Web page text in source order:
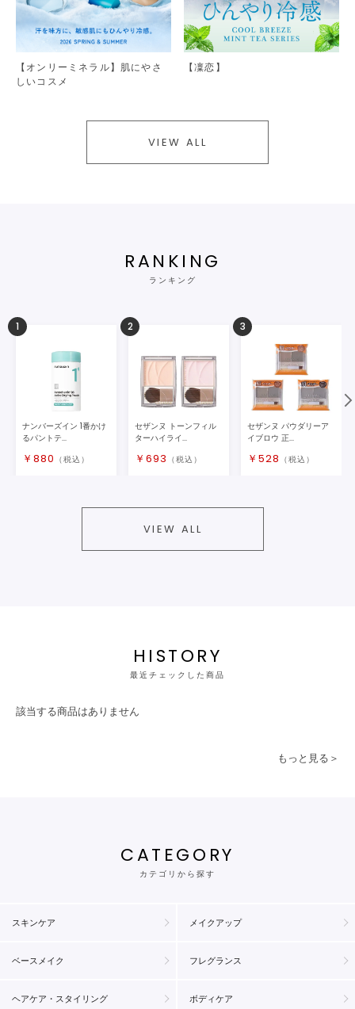
【オンリーミネラル】肌にやさ
しいコスメ
【凜恋】
VIEW ALL
RANKING
ランキング
1
ナンバーズイン 1番かけ
るパントテ...
￥ 880 （税込）
2
セザンヌ トーンフィル
ターハイライ...
￥ 693 （税込）
3
セザンヌ パウダリーア
イブロウ 正...
￥ 528 （税込）
VIEW ALL
HISTORY
最近チェックした商品
該当する商品はありません
もっと見る＞
CATEGORY
カテゴリから探す
スキンケア メイクアップ
ベースメイク フレグランス
ヘアケア・スタイリング ボディケア